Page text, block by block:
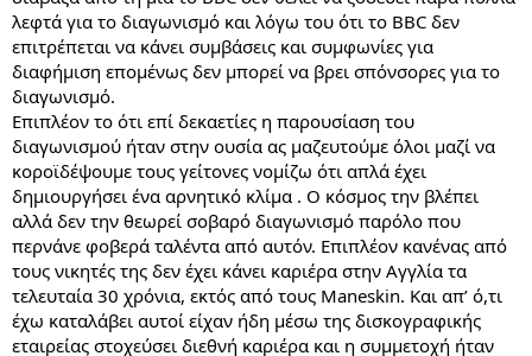
λεφτά για το διαγωνισμό και λόγω του ότι το BBC δεν
επιτρέπεται να κάνει συμβάσεις και συμφωνίες για
διαφήμιση επομένως δεν μπορεί να βρει σπόνσορες για το
διαγωνισμό.
Επιπλέον το ότι επί δεκαετίες η παρουσίαση του
διαγωνισμού ήταν στην ουσία ας μαζευτούμε όλοι μαζί να
κοροϊδέψουμε τους γείτονες νομίζω ότι απλά έχει
δημιουργήσει ένα αρνητικό κλίμα . Ο κόσμος την βλέπει
αλλά δεν την θεωρεί σοβαρό διαγωνισμό παρόλο που
περνάνε φοβερά ταλέντα από αυτόν. Επιπλέον κανένας από
τους νικητές της δεν έχει κάνει καριέρα στην Αγγλία τα
τελευταία 30 χρόνια, εκτός από τους Maneskin. Και απ’ ό,τι
έχω καταλάβει αυτοί είχαν ήδη μέσω της δισκογραφικής
εταιρείας στοχεύσει διεθνή καριέρα και η συμμετοχή ήταν